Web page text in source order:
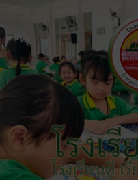
โรงเ
โรงเรียนดี